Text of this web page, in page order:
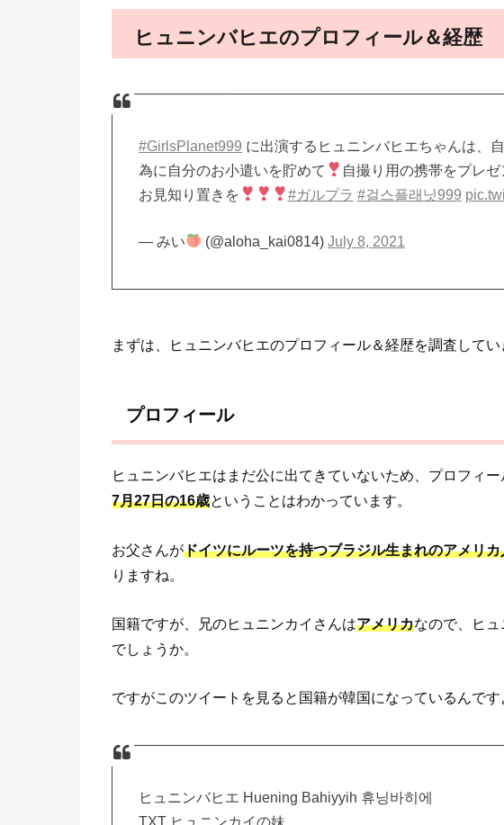
ヒュニンバヒエのプロフィール＆経歴
#GirlsPlanet999 に出演するヒュニンバヒエちゃんは、
為に自分のお小遣いを貯めて
自撮り用の携帯をプレ
お見知り置きを
#ガルプラ #걸스플래닛999
— みい (@aloha_kai0814) July 8, 2021
まずは、ヒュニンバヒエのプロフィール＆経歴を調査してい
プロフィール
ヒュニンバヒエはまだ公に出てきていないため、プロフィ
7月27日の16歳ということはわかっています。
お父さんがドイツにルーツを持つブラジル生まれのアメリカ
りますね。
国籍ですが、兄のヒュニンカイさんはアメリカなので、ヒ
でしょうか。
ですがこのツイートを見ると国籍が韓国になっているんです
ヒュニンバヒエ Huening Bahiyyih 휴닝바히에
TXT ヒュニンカイの妹